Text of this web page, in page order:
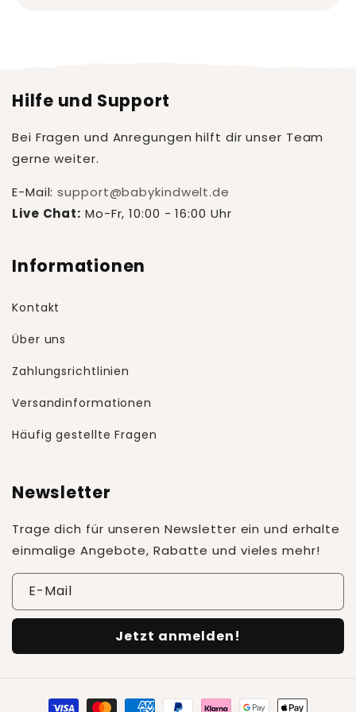
Hilfe und Support
Bei Fragen und Anregungen hilft dir unser Team
gerne weiter.
E-Mail:support@babykindwelt.de
Live Chat: Mo-Fr, 10:00 - 16:00 Uhr
Informationen
Kontakt
Über uns
Zahlungsrichtlinien
Versandinformationen
Häufig gestellte Fragen
Newsletter
Trage dich für unseren Newsletter ein und erhalte
einmalige Angebote, Rabatte und vieles mehr!
E-Mail
Jetzt anmelden!
Zahlungsmethoden